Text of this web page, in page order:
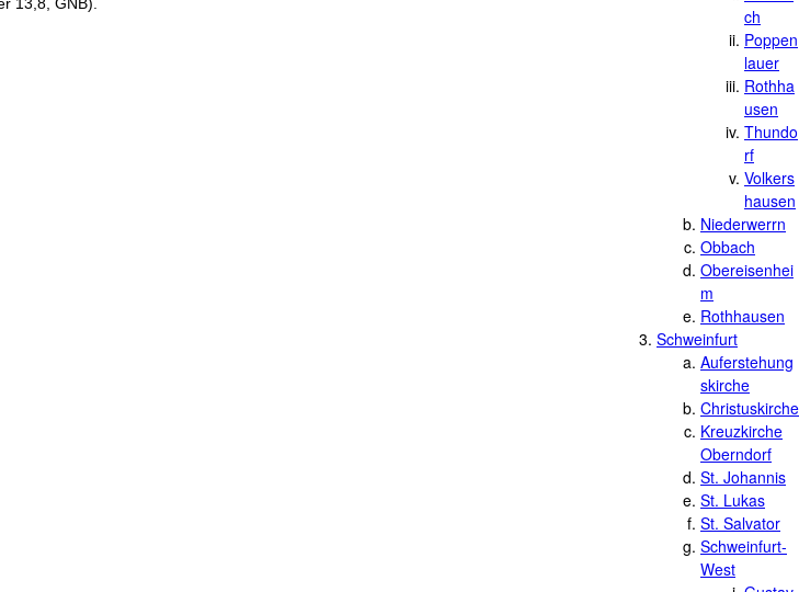
ch
Poppen
lauer
Rothha
usen
Thundo
rf
Volkers
hausen
Niederwerrn
Obbach
Obereisenhei
m
Rothhausen
Schweinfurt
Auferstehung
skirche
Christuskirche
Kreuzkirche
Oberndorf
St. Johannis
St. Lukas
St. Salvator
Schweinfurt-
West